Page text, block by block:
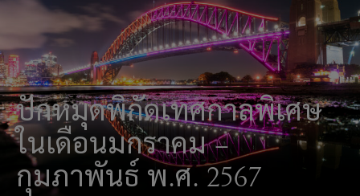
ปักหมุดพิกัดเทศกาลพิเศษ
ในเดือนมกราคม –
กุมภาพันธ์ พ.ศ. 2567